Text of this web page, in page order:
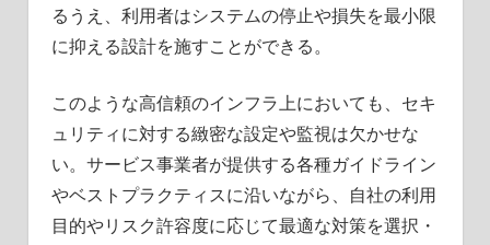
るうえ、利用者はシステムの停止や損失を最小限
に抑える設計を施すことができる。
このような高信頼のインフラ上においても、セキ
ュリティに対する緻密な設定や監視は欠かせな
い。サービス事業者が提供する各種ガイドライン
やベストプラクティスに沿いながら、自社の利用
目的やリスク許容度に応じて最適な対策を選択・